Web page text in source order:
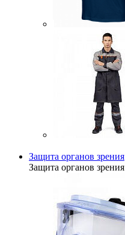
Защита органов зрения
Защита органов зрения